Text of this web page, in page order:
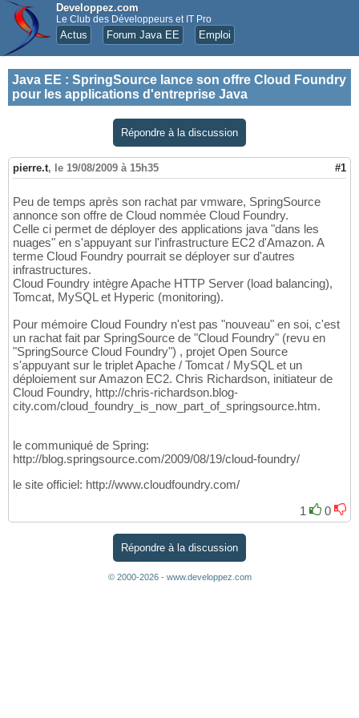
Developpez.com
Le Club des Développeurs et IT Pro
Actus Forum Java EE Emploi
Java EE : SpringSource lance son offre Cloud Foundry
pour les applications d'entreprise Java
Répondre à la discussion
pierre.t, le 19/08/2009 à 15h35 #1
Peu de temps après son rachat par vmware, SpringSource
annonce son offre de Cloud nommée Cloud Foundry.
Celle ci permet de déployer des applications java "dans les
nuages" en s'appuyant sur l'infrastructure EC2 d'Amazon. A
terme Cloud Foundry pourrait se déployer sur d'autres
infrastructures.
Cloud Foundry intègre Apache HTTP Server (load balancing),
Tomcat, MySQL et Hyperic (monitoring).
Pour mémoire Cloud Foundry n'est pas "nouveau" en soi, c'est
un rachat fait par SpringSource de "Cloud Foundry" (revu en
"SpringSource Cloud Foundry") , projet Open Source
s'appuyant sur le triplet Apache / Tomcat / MySQL et un
déploiement sur Amazon EC2. Chris Richardson, initiateur de
Cloud Foundry, http://chris-richardson.blog-
city.com/cloud_foundry_is_now_part_of_springsource.htm.
le communiqué de Spring:
http://blog.springsource.com/2009/08/19/cloud-foundry/
le site officiel: http://www.cloudfoundry.com/
1
0
Répondre à la discussion
© 2000-2026 - www.developpez.com